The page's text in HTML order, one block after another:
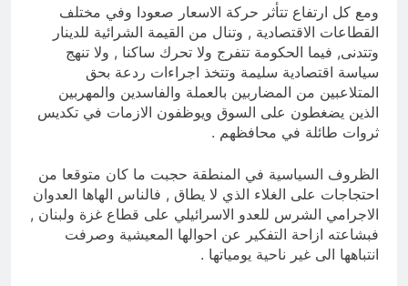
ومع كل ارتفاع تتأثر حركة الاسعار صعودا وفي مختلف
القطاعات الاقتصادية , وتنال من القيمة الشرائية للدينار
وتتدنى, فيما الحكومة تتفرج ولا تحرك ساكنا , ولا تنهج
سياسة اقتصادية سليمة وتتخذ اجراءات ردعة بحق
المتلاعبين من المضاربين بالعملة والفاسدين والمهربين
الذين يضغطون على السوق ويوظفون الازمات في تكديس
ثروات طائلة في محافظهم .
الظروف السياسية في المنطقة حجبت ما كان متوقعا من
احتجاجات على الغلاء الذي لا يطاق , فالناس الهاها العدوان
الاجرامي الشرس للعدو الاسرائيلي على قطاع غزة ولبنان ,
فبشاعته ازاحة التفكير عن احوالها المعيشية وصرفت
انتباهها الى غير ناحية يومياتها .